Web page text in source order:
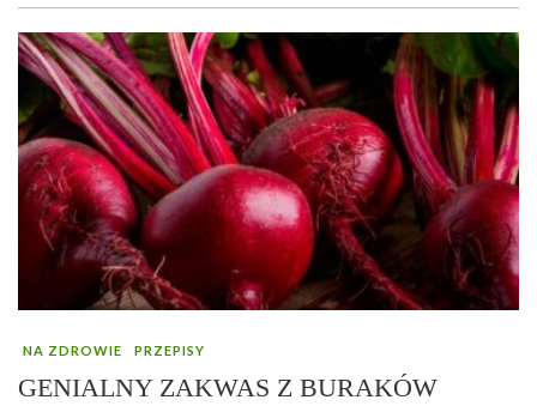
NA ZDROWIE PRZEPISY
GENIALNY ZAKWAS Z BURAKÓW